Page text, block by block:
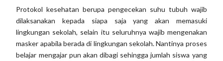
Protokol kesehatan berupa pengecekan suhu tubuh wajib
dilaksanakan kepada siapa saja yang akan memasuki
lingkungan sekolah, selain itu seluruhnya wajib mengenakan
masker apabila berada di lingkungan sekolah. Nantinya proses
belajar mengajar pun akan dibagi sehingga jumlah siswa yang